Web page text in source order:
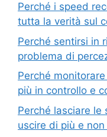
Perché i speed
tutta la verità sul
Perché sentirsi in
problema di
Perché
più in controllo e
Perché lasciare le
uscire di più e